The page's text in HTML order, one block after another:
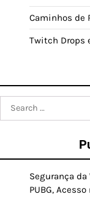
Caminhos de
Twitch Drops
Search
for:
Segurança
PUBG,